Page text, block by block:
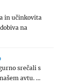
in učinkovita
na
srečali s
avtu. …